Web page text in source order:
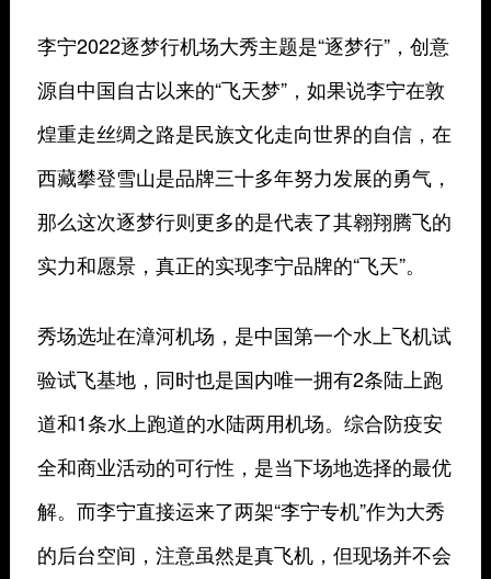
李宁2022逐梦行机场大秀主题是“逐梦行”，创意
源自中国自古以来的“飞天梦”，如果说李宁在敦
煌重走丝绸之路是民族文化走向世界的自信，在
西藏攀登雪山是品牌三十多年努力发展的勇气，
那么这次逐梦行则更多的是代表了其翱翔腾飞的
实力和愿景，真正的实现李宁品牌的“飞天”。
秀场选址在漳河机场，是中国第一个水上飞机试
验试飞基地，同时也是国内唯一拥有2条陆上跑
道和1条水上跑道的水陆两用机场。综合防疫安
全和商业活动的可行性，是当下场地选择的最优
解。而李宁直接运来了两架“李宁专机”作为大秀
的后台空间，注意虽然是真飞机，但现场并不会